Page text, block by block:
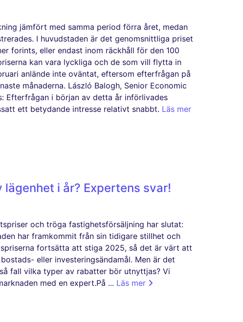
jämfört med samma period förra året, medan
I huvudstaden är det genomsnittliga priset
forints, eller endast inom räckhåll för den 100
kan vara lyckliga och de som vill flytta in
anlände inte oväntat, eftersom efterfrågan på
månaderna. László Balogh, Senior Economic
Efterfrågan i början av detta år införlivades
ett betydande intresse relativt snabbt. Läs mer
i år? Expertens svar!
och tröga fastighetsförsäljning har slutat:
har framkommit från sin tidigare stillhet och
fortsätta att stiga 2025, så det är värt att
eller investeringsändamål. Men är det
fall vilka typer av rabatter bör utnyttjas? Vi
med en expert.På ... Läs mer